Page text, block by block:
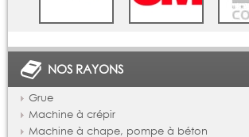
NOS RAYONS
Grue
Machine à crépir
Machine à chape, pompe à béton